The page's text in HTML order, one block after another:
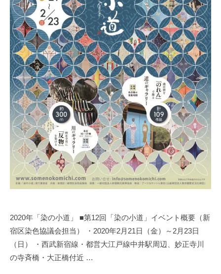
美
2020年「染の小道」 ■第12回「染の小道」イベント概要（新
宿区染色協議会担当） ・2020年2月21日（金）～2月23日
（日） ・西武新宿線・都営大江戸線中井駅周辺、妙正寺川
の寺斉橋・大正橋付近 …